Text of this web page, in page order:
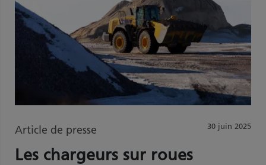
30 juin 2025
Article de presse
Les chargeurs sur roues